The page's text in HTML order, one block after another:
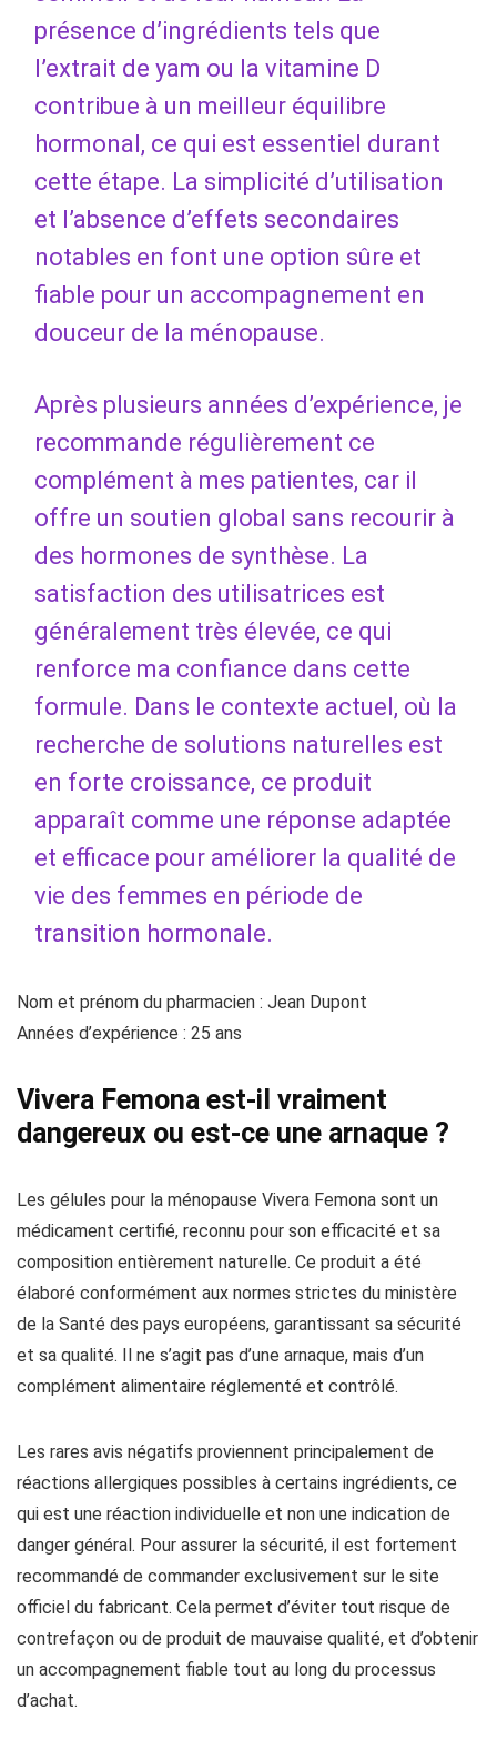
présence d’ingrédients tels que
l’extrait de yam ou la vitamine D
contribue à un meilleur équilibre
hormonal, ce qui est essentiel durant
cette étape. La simplicité d’utilisation
et l’absence d’effets secondaires
notables en font une option sûre et
fiable pour un accompagnement en
douceur de la ménopause.
Après plusieurs années d’expérience, je
recommande régulièrement ce
complément à mes patientes, car il
offre un soutien global sans recourir à
des hormones de synthèse. La
satisfaction des utilisatrices est
généralement très élevée, ce qui
renforce ma confiance dans cette
formule. Dans le contexte actuel, où la
recherche de solutions naturelles est
en forte croissance, ce produit
apparaît comme une réponse adaptée
et efficace pour améliorer la qualité de
vie des femmes en période de
transition hormonale.
Nom et prénom du pharmacien : Jean Dupont
Années d’expérience : 25 ans
Vivera Femona est-il vraiment
dangereux ou est-ce une arnaque ?
Les gélules pour la ménopause Vivera Femona sont un
médicament certifié, reconnu pour son efficacité et sa
composition entièrement naturelle. Ce produit a été
élaboré conformément aux normes strictes du ministère
de la Santé des pays européens, garantissant sa sécurité
et sa qualité. Il ne s’agit pas d’une arnaque, mais d’un
complément alimentaire réglementé et contrôlé.
Les rares avis négatifs proviennent principalement de
réactions allergiques possibles à certains ingrédients, ce
qui est une réaction individuelle et non une indication de
danger général. Pour assurer la sécurité, il est fortement
recommandé de commander exclusivement sur le site
officiel du fabricant. Cela permet d’éviter tout risque de
contrefaçon ou de produit de mauvaise qualité, et d’obtenir
un accompagnement fiable tout au long du processus
d’achat.